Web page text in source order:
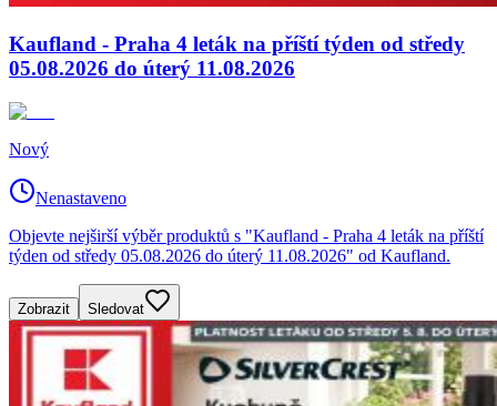
Kaufland - Praha 4 leták na příští týden od středy
05.08.2026 do úterý 11.08.2026
Nový
Nenastaveno
Objevte nejširší výběr produktů s "Kaufland - Praha 4 leták na příští
týden od středy 05.08.2026 do úterý 11.08.2026" od Kaufland.
Zobrazit Sledovat